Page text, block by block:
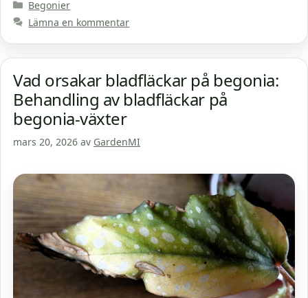
Kategorier
Begonier
Lämna en kommentar
Vad orsakar bladfläckar på begonia:
Behandling av bladfläckar på
begonia-växter
mars 20, 2026 av GardenMI